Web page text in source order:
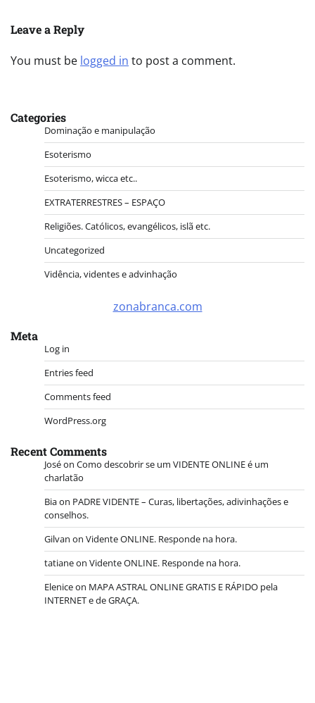
Leave a Reply
You must be logged in to post a comment.
Categories
Dominação e manipulação
Esoterismo
Esoterismo, wicca etc..
EXTRATERRESTRES – ESPAÇO
Religiões. Católicos, evangélicos, islã etc.
Uncategorized
Vidência, videntes e advinhação
zonabranca.com
Meta
Log in
Entries feed
Comments feed
WordPress.org
Recent Comments
Joséon Como descobrir se um VIDENTE ONLINE é um
charlatão
Biaon PADRE VIDENTE – Curas, libertações, adivinhações e
conselhos.
Gilvan on Vidente ONLINE. Responde na hora.
tatianeon Vidente ONLINE. Responde na hora.
Eleniceon MAPA ASTRAL ONLINE GRATIS E RÁPIDO pela
INTERNET e de GRAÇA.